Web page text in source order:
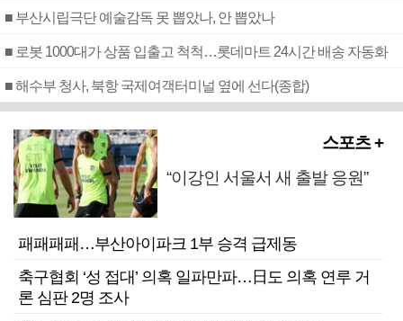
■ 부산시립극단 예술감독 못 뽑았나, 안 뽑았나
■ 로봇 1000대가 상품 입출고 척척…롯데마트 24시간 배송 자동화
■ 해수부 청사, 북항 국제여객터미널 옆에 선다(종합)
스포츠 +
“이강인 서울서 새 출발 응원”
패패패패…부산아이파크 1부 승격 급제동
축구협회 ‘성 접대’ 의혹 일파만파…日도 의혹 연루 거
론 심판 2명 조사